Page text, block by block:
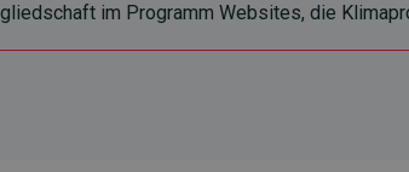
im Programm Websites, die